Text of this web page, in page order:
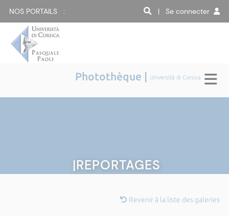
NOS PORTAILS : | Se connecter
Photothèque | Università di Corsica
|REPORTAGES
Revenir à la liste des galeries